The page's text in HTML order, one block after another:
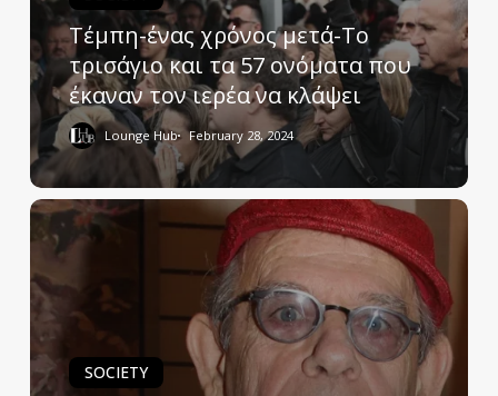
Τέμπη-ένας χρόνος μετά-Το
τρισάγιο και τα 57 ονόματα που
έκαναν τον ιερέα να κλάψει
Lounge Hub February 28, 2024
SOCIETY